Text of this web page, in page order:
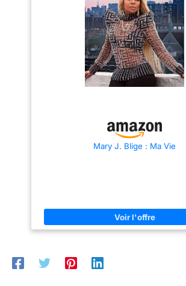
Mary J. Blige : Ma Vie